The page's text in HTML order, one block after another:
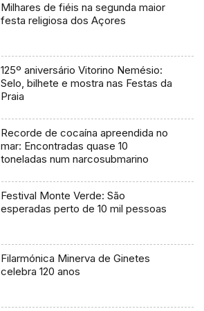
Milhares de fiéis na segunda maior
festa religiosa dos Açores
125º aniversário Vitorino Nemésio:
Selo, bilhete e mostra nas Festas da
Praia
Recorde de cocaína apreendida no
mar: Encontradas quase 10
toneladas num narcosubmarino
Festival Monte Verde: São
esperadas perto de 10 mil pessoas
Filarmónica Minerva de Ginetes
celebra 120 anos